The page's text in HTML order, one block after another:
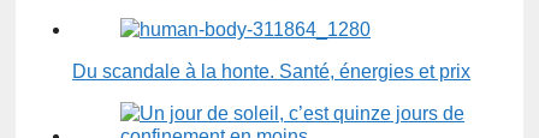
Du scandale à la honte. Santé, énergies et prix